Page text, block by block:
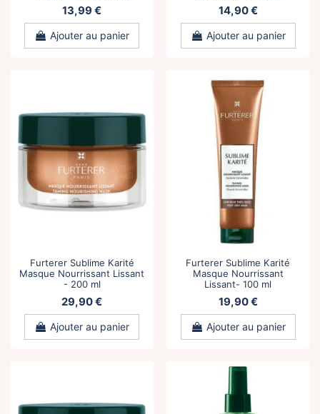
13,99 €
Ajouter au panier
14,90 €
Ajouter au panier
Furterer Sublime Karité
Masque Nourrissant Lissant
- 200 ml
29,90 €
Ajouter au panier
Furterer Sublime Karité
Masque Nourrissant
Lissant- 100 ml
19,90 €
Ajouter au panier